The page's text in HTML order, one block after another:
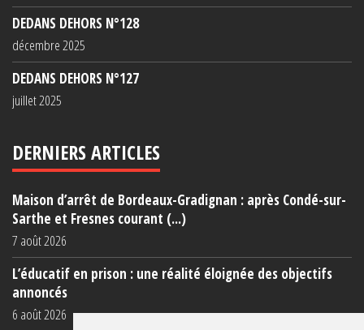
DEDANS DEHORS N°128
décembre 2025
DEDANS DEHORS N°127
juillet 2025
DERNIERS ARTICLES
Maison d’arrêt de Bordeaux-Gradignan : après Condé-sur-
Sarthe et Fresnes courant (...)
7 août 2026
L’éducatif en prison : une réalité éloignée des objectifs
annoncés
6 août 2026